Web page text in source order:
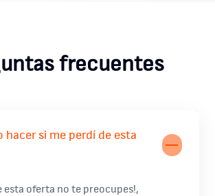
frecuentes
hacer si me perdí de esta
esta oferta no te preocupes!,